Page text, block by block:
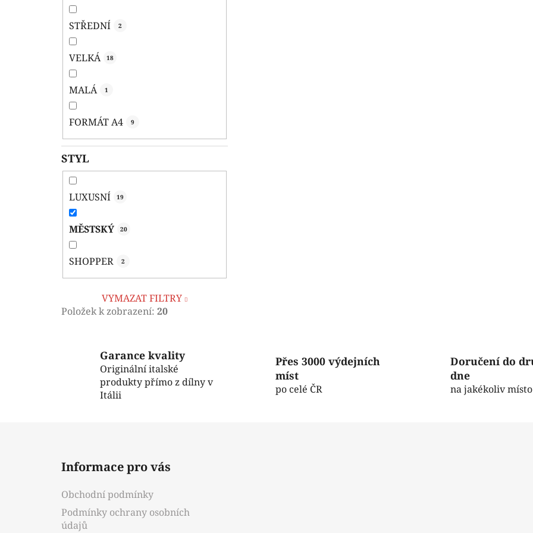
STŘEDNÍ 2
VELKÁ 18
MALÁ 1
FORMÁT A4 9
STYL
LUXUSNÍ 19
MĚSTSKÝ 20
SHOPPER 2
VYMAZAT FILTRY
Položek k zobrazení: 20
Garance kvality
Originální italské
produkty přímo z dílny v
Itálii
Přes 3000 výdejních
míst
po celé ČR
Doručení do
dne
na jakékoliv místo
Informace pro vás
Obchodní podmínky
Podmínky ochrany osobních
údajů